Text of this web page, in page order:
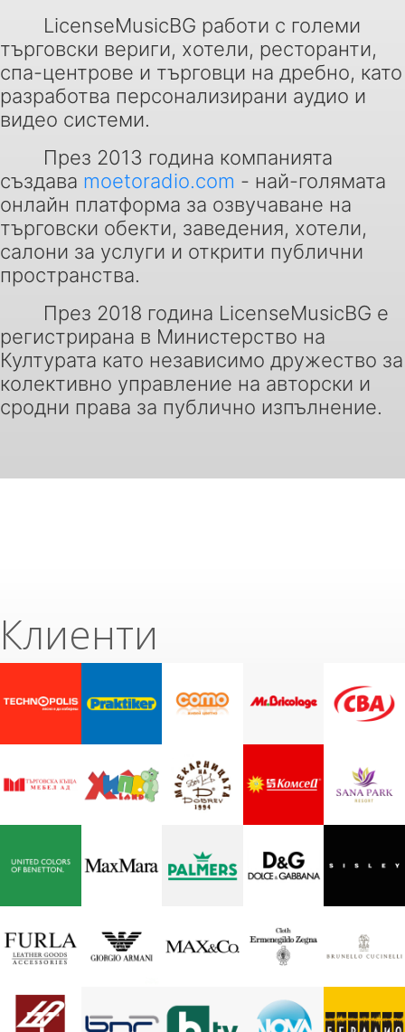
LicenseMusicBG работи с големи
търговски вериги, хотели, ресторанти,
спа-центрове и търговци на дребно, като
разработва персонализирани аудио и
видео системи.
През 2013 година компанията
създава moetoradio.com - най-голямата
онлайн платформа за озвучаване на
търговски обекти, заведения, хотели,
салони за услуги и открити публични
пространства.
През 2018 година LicenseMusicBG е
регистрирана в Министерство на
Културата като независимо дружество за
колективно управление на авторски и
сродни права за публично изпълнение.
Клиенти